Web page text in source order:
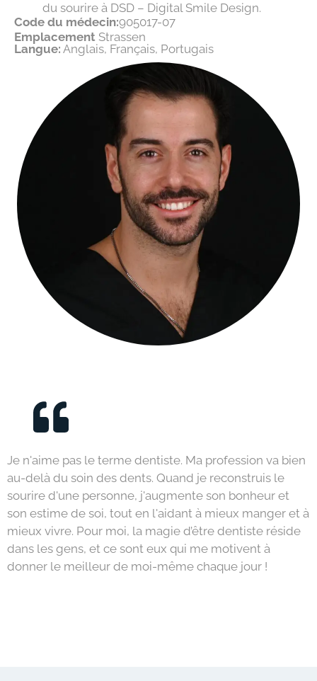
du sourire à DSD – Digital Smile Design.
Code du médecin:905017-07
Emplacement Strassen
Langue: Anglais, Français, Portugais
Je n'aime pas le terme dentiste. Ma profession va bien
au-delà du soin des dents. Quand je reconstruis le
sourire d'une personne, j'augmente son bonheur et
son estime de soi, tout en l'aidant à mieux manger et à
mieux vivre. Pour moi, la magie d’être dentiste réside
dans les gens, et ce sont eux qui me motivent à
donner le meilleur de moi-même chaque jour !